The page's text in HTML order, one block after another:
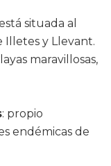
situada al
Illetes y Llevant.
maravillosas,
: propio
endémicas de